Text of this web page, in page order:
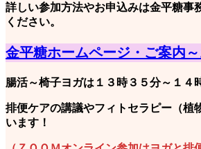
詳しい参加方法やお申込みは金平糖事
ください。
金平糖ホームページ・ご案内
腸活～椅子ヨガは１３時３５分～１４
排便ケアの講議やフィトセラピー（植
います！